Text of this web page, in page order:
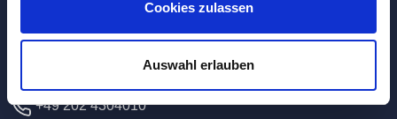
Cookies zulassen
Auswahl erlauben
42389 Wuppertal
+49 202 4304010